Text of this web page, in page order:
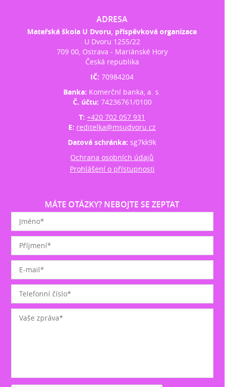
ADRESA
Mateřská škola U Dvoru, příspěvková organizace
U Dvoru 1255/22
709 00, Ostrava - Mariánské Hory
Česká republika
IČ:70984204
Banka: Komerční banka, a. s.
Č. účtu: 74236761/0100
T:+420 702 057 931
E: reditelka@msudvoru.cz
Datová schránka:sg7kk9k
Ochrana osobních údajů
Prohlášení o přístupnosti
MÁTE OTÁZKY? NEBOJTE SE ZEPTAT